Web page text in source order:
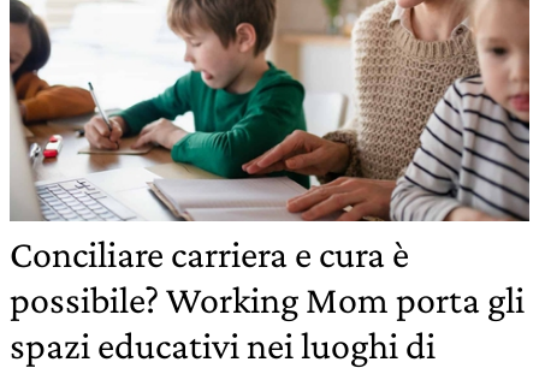
Conciliare carriera e cura è
possibile? Working Mom porta gli
spazi educativi nei luoghi di